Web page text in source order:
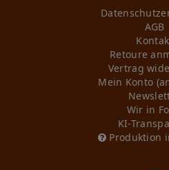
AGB
Retoure
Vertrag
Mein Konto
Wir in
KI-
Produktion